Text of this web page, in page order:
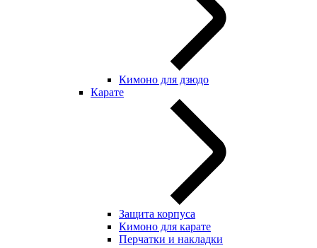
Кимоно для дзюдо
Карате
Защита корпуса
Кимоно для карате
Перчатки и накладки